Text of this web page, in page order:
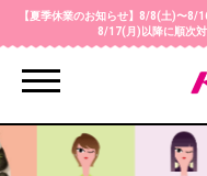
【夏季休業のお知らせ】8/8(土)〜8/
8/17(月)以降に順次対
Menu